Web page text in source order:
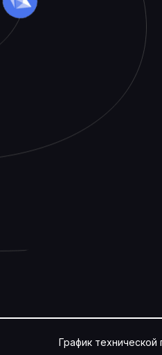
График